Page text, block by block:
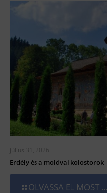
július 31, 2026
Erdély és a moldvai kolostorok
OLVASSA EL MOST ...